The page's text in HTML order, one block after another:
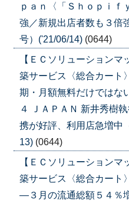
ｐａｎ〈「Ｓｈｏｐｉｆ
強／新規出店者数も３倍
号）('21/06/14) (0644)
【ＥＣソリューション
築サービス〈総合カート
期・月額無料だけではな
４ ＪＡＰＡＮ 新井秀樹
携が好評、利用店急増中
13) (0644)
【ＥＣソリューション
築サービス〈総合カート
―３月の流通総額５４％